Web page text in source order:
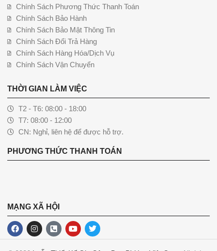
Chính Sách Phương Thức Thanh Toán
Chính Sách Bảo Hành
Chính Sách Bảo Mật Thông Tin
Chính Sách Đổi Trả Hàng
Chính Sách Hàng Hóa/Dịch Vụ
Chính Sách Vận Chuyển
THỜI GIAN LÀM VIỆC
T2 - T6: 08:00 - 18:00
T7: 08:00 - 12:00
CN: Nghỉ, liên hệ để được hỗ trợ.
PHƯƠNG THỨC THANH TOÁN
MẠNG XÃ HỘI